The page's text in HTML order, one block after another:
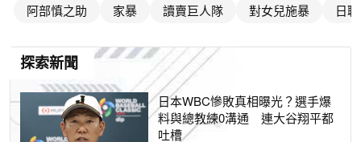
阿部慎之助 家暴 讀賣巨人隊 對女兒施暴 日
探索新聞
日本WBC慘敗真相曝光？選手爆
料與總教練0溝通 連大谷翔平都
吐槽